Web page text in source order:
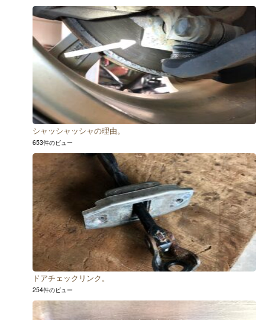
シャッシャッシャの理由。
653件のビュー
ドアチェックリンク。
254件のビュー